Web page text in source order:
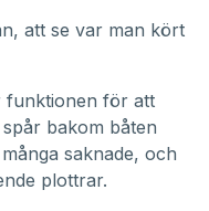
att se var man kört
funktionen för att
bakom båten
saknade, och
plottrar.